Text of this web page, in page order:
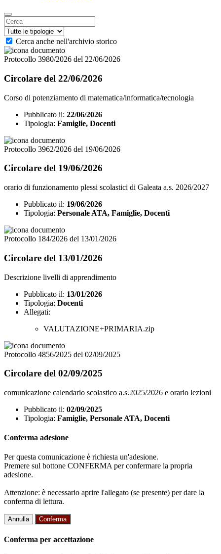
Cerca anche nell'archivio storico
Protocollo 3980/2026 del 22/06/2026
Circolare del 22/06/2026
Corso di potenziamento di matematica/informatica/tecnologia
Pubblicato il: 22/06/2026
Tipologia: Famiglie, Docenti
Protocollo 3962/2026 del 19/06/2026
Circolare del 19/06/2026
orario di funzionamento plessi scolastici di Galeata a.s. 2026/2027
Pubblicato il: 19/06/2026
Tipologia: Personale ATA, Famiglie, Docenti
Protocollo 184/2026 del 13/01/2026
Circolare del 13/01/2026
Descrizione livelli di apprendimento
Pubblicato il: 13/01/2026
Tipologia: Docenti
Allegati:
VALUTAZIONE+PRIMARIA.zip
Protocollo 4856/2025 del 02/09/2025
Circolare del 02/09/2025
comunicazione calendario scolastico a.s.2025/2026 e orario lezioni
Pubblicato il: 02/09/2025
Tipologia: Famiglie, Personale ATA, Docenti
Conferma adesione
Per questa comunicazione è richiesta un'adesione.
Premere sul bottone CONFERMA per confermare la propria
adesione.
Attenzione: è necessario aprire l'allegato (se presente) per dare la
conferma di lettura.
Annulla Conferma
Conferma per accettazione